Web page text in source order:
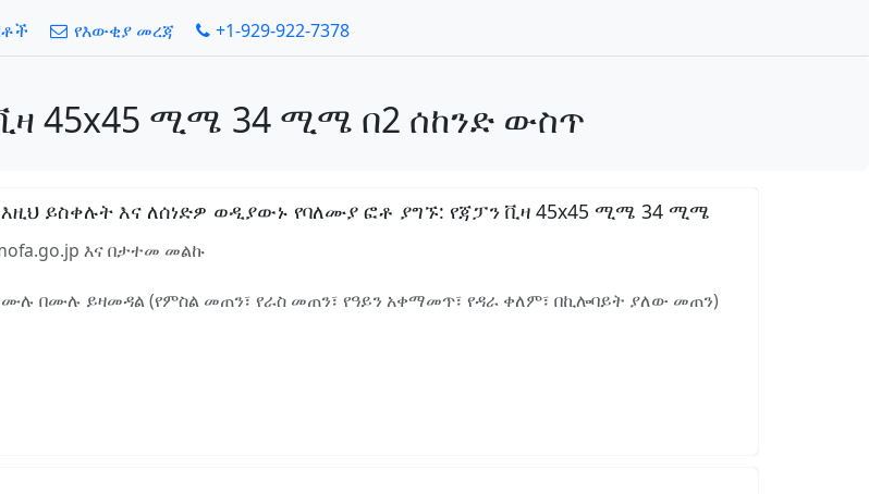
የእውቂያ መረጃ +1-929-922-7378
45x45 ሚሜ 34 ሚሜ በ2 ሰከንድ ውስጥ
ይስቀሉት እና ለሰነድዎ ወዲያውኑ የባለሙያ ፎቶ ያግኙ: የጃፓን ቪዛ 45x45 ሚሜ 34 ሚሜ
እና በታተመ መልኩ
በሙሉ ይዛመዳል (የምስል መጠን፣ የራስ መጠን፣ የዓይን አቀማመጥ፣ የዳራ ቀለም፣ በኪሎባይት ያለው መጠን)